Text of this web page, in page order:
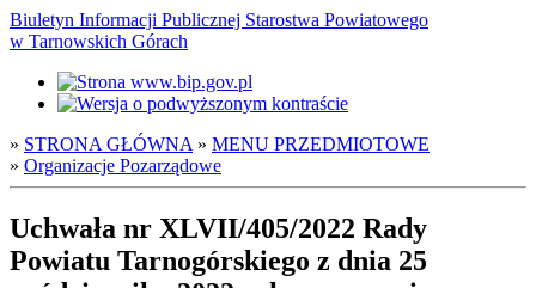
Biuletyn Informacji Publicznej Starostwa Powiatowego
w Tarnowskich Górach
» STRONA GŁÓWNA » MENU PRZEDMIOTOWE
» Organizacje Pozarządowe
Uchwała nr XLVII/405/2022 Rady
Powiatu Tarnogórskiego z dnia 25